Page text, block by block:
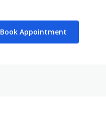
Book Appointment